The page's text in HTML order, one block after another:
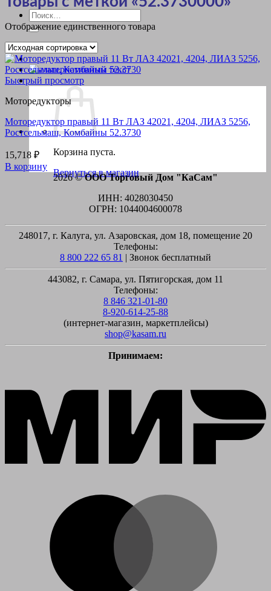
Искать:
Корзина пуста.
Вернуться в магазин
Отображение единственного товара
Быстрый просмотр
Моторедукторы
Моторедуктор правый 11 Вт ЛАЗ 42021, 4204, ЛИАЗ 5256,
Ростсельмаш, Комбайны 52.3730
15,718 ₽
В корзину
2026 ©ООО Торговый Дом "КаСам"
ИНН: 4028030450
ОГРН: 1044004600078
248017, г. Калуга, ул. Азаровская, дом 18, помещение 20
Телефоны:
8 800 222 65 81 | Звонок бесплатный
443082, г. Самара, ул. Пятигорская, дом 11
Телефоны:
8 846 321-01-80
8-920-614-25-88
(интернет-магазин, маркетплейсы)
shop@kasam.ru
Принимаем: